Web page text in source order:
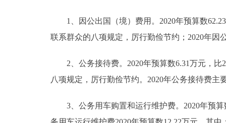
1、因公出国（境）费用。2020年预算数62.23
联系群众的八项规定，厉行勤俭节约；2020年
2、公务接待费。2020年预算数6.31万元，比
八项规定，厉行勤俭节约。2020年公务接待费主
3、公务用车购置和运行维护费。2020年预算